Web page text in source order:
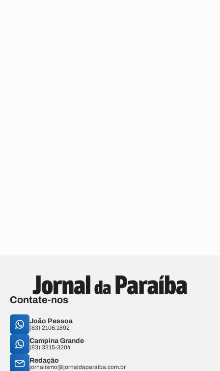
Contate-nos
João Pessoa
(83) 2106.1892
Campina Grande
(83) 3315-3204
Redação
jornalismo@jornaldaparaiba.com.br